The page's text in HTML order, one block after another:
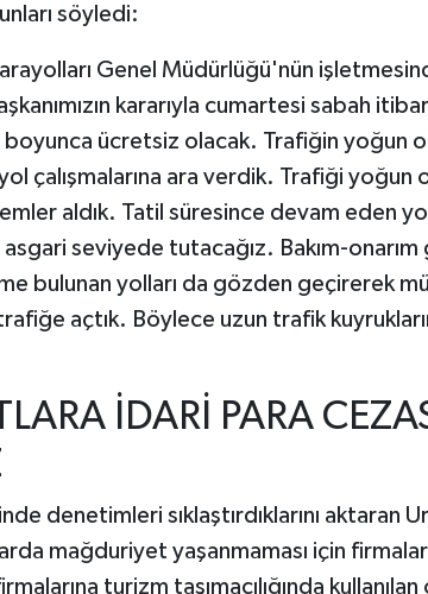
söyledi:
Genel Müdürlüğü'nün
kararıyla cumartesi sabah
boyunca ücretsiz olacak. Trafiğin yoğun
çalışmalarına ara verdik. Trafiği yoğun
aldık. Tatil süresince devam eden
asgari seviyede tutacağız. Bakım-
bulunan yolları da gözden geçirerek
açtık. Böylece uzun trafik
İDARİ PARA
denetimleri sıklaştırdıklarını aktaran
mağduriyet yaşanmaması için
turizm taşımacılığında